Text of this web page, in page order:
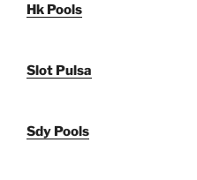
Hk Pools
Slot Pulsa
Sdy Pools